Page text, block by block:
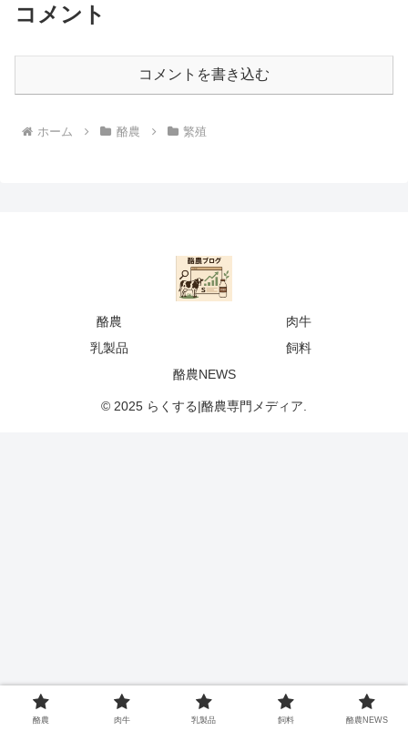
コメント
コメントを書き込む
ホーム 酪農 繁殖
酪農
肉牛
乳製品
飼料
酪農NEWS
© 2025 らくする|酪農専門メディア.
酪農 肉牛 乳製品 飼料 酪農NEWS